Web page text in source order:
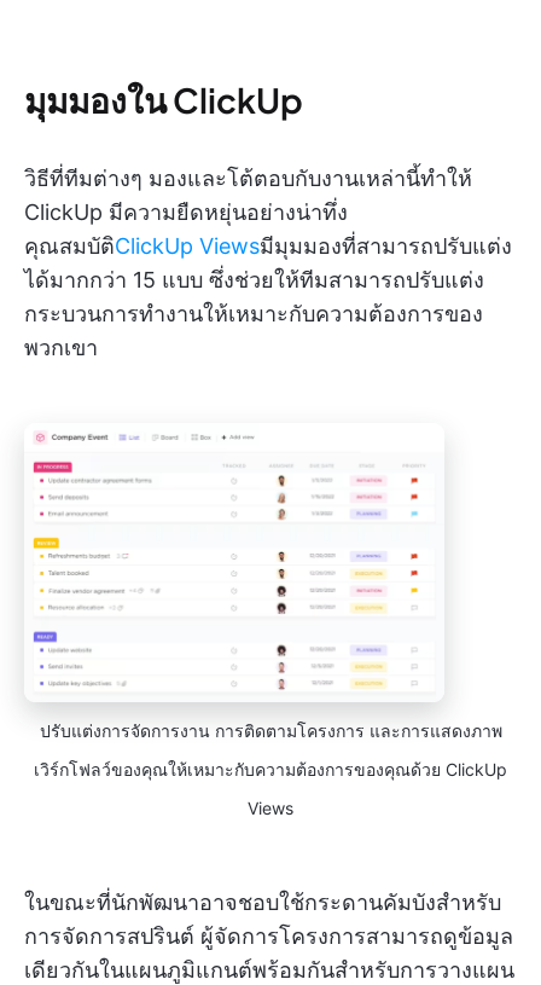
มุมมองใน ClickUp
วิธีที่ทีมต่างๆ มองและโต้ตอบกับงานเหล่านี้ทำให้
ClickUp มีความยืดหยุ่นอย่างน่าทึ่ง
คุณสมบัติClickUp Viewsมีมุมมองที่สามารถปรับแต่ง
ได้มากกว่า 15 แบบ ซึ่งช่วยให้ทีมสามารถปรับแต่ง
กระบวนการทำงานให้เหมาะกับความต้องการของ
พวกเขา
ปรับแต่งการจัดการงาน การติดตามโครงการ และการแสดงภาพ
เวิร์กโฟลว์ของคุณให้เหมาะกับความต้องการของคุณด้วย ClickUp
Views
ในขณะที่นักพัฒนาอาจชอบใช้กระดานคัมบังสำหรับ
การจัดการสปรินต์ ผู้จัดการโครงการสามารถดูข้อมูล
เดียวกันในแผนภูมิแกนต์พร้อมกันสำหรับการวางแผน